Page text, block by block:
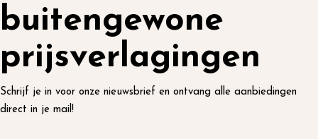
buitengewone
prijsverlagingen
Schrijf je in voor onze nieuwsbrief en ontvang alle aanbiedingen
direct in je mail!